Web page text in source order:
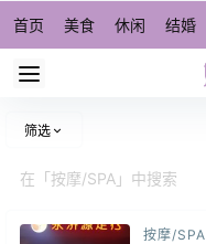
首页 美食 休闲 结婚
筛选
按摩/SPA